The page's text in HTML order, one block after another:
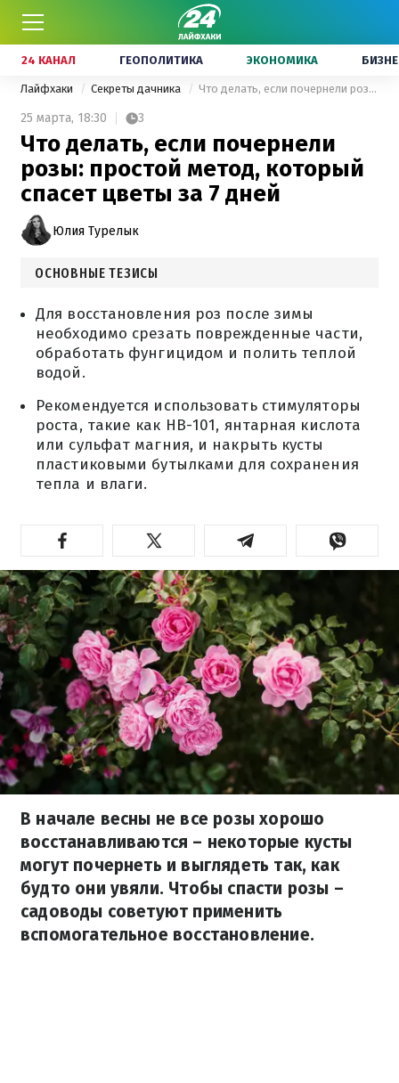
24 КАНАЛ ГЕОПОЛИТИКА ЭКОНОМИКА
Лайфхаки Секреты дачника Что делать, если почернели розы: простой метод, который спасет цветы за 7 дней
25 марта, 18:30 3
Что делать, если почернели
розы: простой метод, который
спасет цветы за 7 дней
Юлия Турелык
ОСНОВНЫЕ ТЕЗИСЫ
Для восстановления роз после зимы
необходимо срезать поврежденные части,
обработать фунгицидом и полить теплой
водой.
Рекомендуется использовать стимуляторы
роста, такие как НВ-101, янтарная кислота
или сульфат магния, и накрыть кусты
пластиковыми бутылками для сохранения
тепла и влаги.
В начале весны не все розы хорошо
восстанавливаются – некоторые кусты
могут почернеть и выглядеть так, как
будто они увяли. Чтобы спасти розы –
садоводы советуют применить
вспомогательное восстановление.